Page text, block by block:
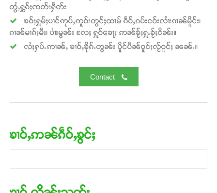
တွႆႇႁွၵ်ႈၸတ်းႁဵတ်း
ၶဝ်ႈႁူမ်ႈပၢင်ဢုပ်ႇဢူဝ်းတွင်ႈထၢမ် ၵဵဝ်ႇၵပ်းငဝ်းလၢႆးၵၢၼ်မိူင်း၊
ၵၢၼ်မၢၵ်ႈမီး၊ ပၢႆးမွၼ်း လႄႈ ႁူဝ်ၶေႃႈ ဢၼ်ၶႂ်ႈႁူႉၶႂ်ႈငိၼ်း။
လႆႈႁပ်ႉဢၢၼ်ႇ ၶၢဝ်ႇၶိုၵ်ႉတွၼ်း ပိူင်ပဵၼ်ဝူင်ႈလႂ်ဝူင်ႈ ၼၼ်ႉ။
Contact
ၶၢဝ်ႇဢၼ်ၵဵဝ်ႇၶွင်ႈ